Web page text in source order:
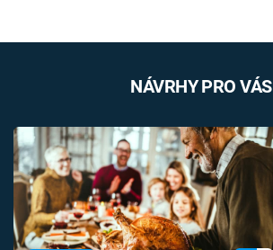
NÁVRHY PRO VÁS